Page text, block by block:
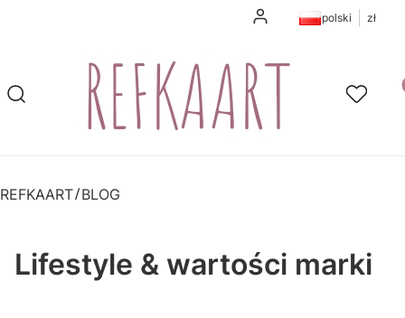
Zaloguj siępolski zł
Otwórz wyszukiwarkę
Szukaj Ulubione
REFKAART BLOG
Lifestyle & wartości marki